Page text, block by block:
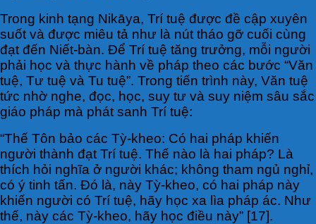
Trong kinh tạng Nikāya, Trí tuệ được đề cập xuyên
suốt và được miêu tả như là nút tháo gỡ cuối cùng
đạt đến Niết-bàn. Để Trí tuệ tăng trưởng, mỗi người
phải học và thực hành về pháp theo các bước “Văn
tuệ, Tư tuệ và Tu tuệ”. Trong tiến trình này, Văn tuệ
tức nhờ nghe, đọc, học, suy tư và suy niệm sâu sắc
giáo pháp mà phát sanh Trí tuệ:
“Thế Tôn bảo các Tỳ-kheo: Có hai pháp khiến
người thành đạt Trí tuệ. Thế nào là hai pháp? Là
thích hỏi nghĩa ở người khác; không tham ngủ nghỉ,
có ý tinh tấn. Đó là, này Tỳ-kheo, có hai pháp này
khiến người có Trí tuệ, hãy học xa lìa pháp ác. Như
thế, này các Tỳ-kheo, hãy học điều này” [17].